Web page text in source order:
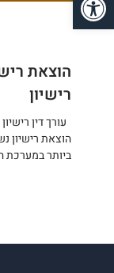
הוצאת
רישיון
עורך דין
הוצאת רישיון
ביותר במערכת
מבקש רישיון.